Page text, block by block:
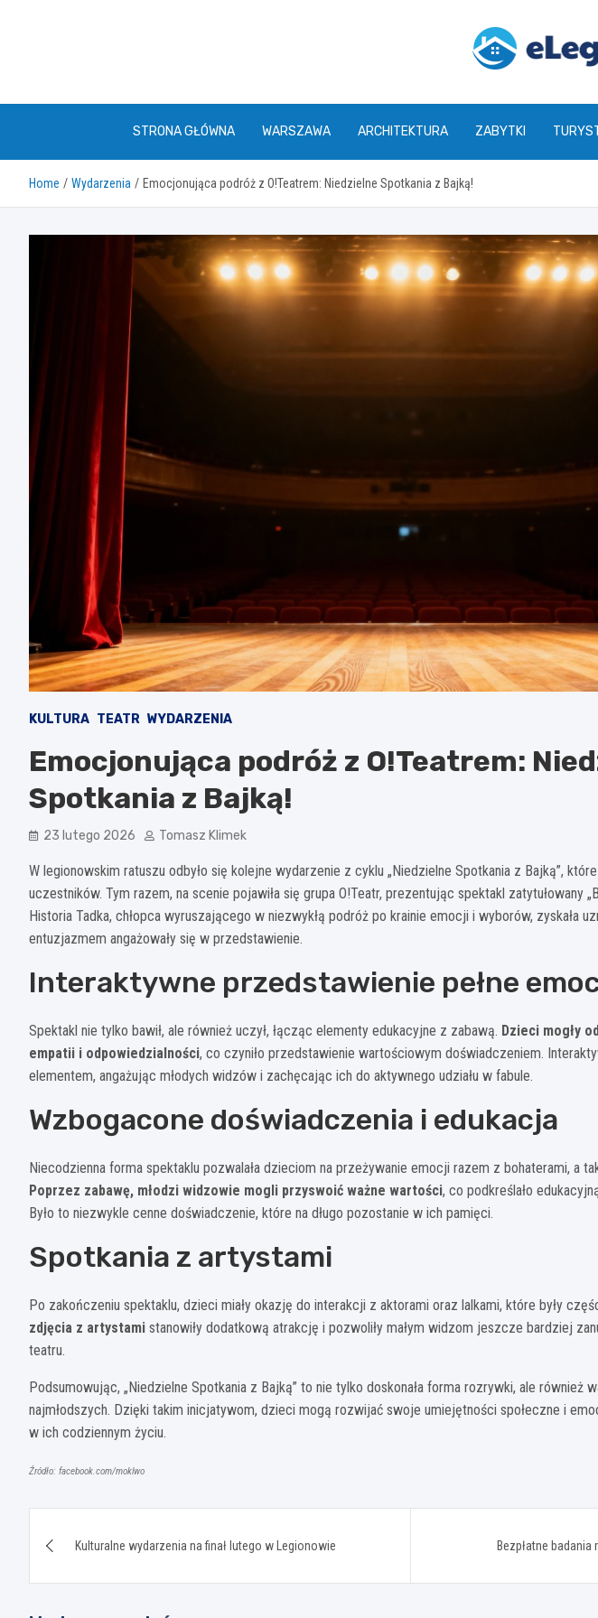
STRONA GŁÓWNA WARSZAWA ARCHITEKTURA ZABYTKI
Home Wydarzenia Emocjonująca podróż z O!Teatrem: Niedzielne Spotkania z Bajką!
KULTURA TEATR WYDARZENIA
Emocjonująca podróż z O!Teatrem:
Spotkania z Bajką!
23 lutego 2026 Tomasz Klimek
W legionowskim ratuszu odbyło się kolejne wydarzenie z cyklu „Niedzielne Spotkania z Bajką”,
uczestników. Tym razem, na scenie pojawiła się grupa O!Teatr, prezentując spektakl zatytułowany
Historia Tadka, chłopca wyruszającego w niezwykłą podróż po krainie emocji i wyborów, zyskała
entuzjazmem angażowały się w przedstawienie.
Interaktywne przedstawienie pełne
Spektakl nie tylko bawił, ale również uczył, łącząc elementy edukacyjne z zabawą. Dzieci mogły
empatii i odpowiedzialności, co czyniło przedstawienie wartościowym doświadczeniem.
elementem, angażując młodych widzów i zachęcając ich do aktywnego udziału w fabule.
Wzbogacone doświadczenia i edukacja
Niecodzienna forma spektaklu pozwalała dzieciom na przeżywanie emocji razem z bohaterami, a
Poprzez zabawę, młodzi widzowie mogli przyswoić ważne wartości, co podkreślało
Było to niezwykle cenne doświadczenie, które na długo pozostanie w ich pamięci.
Spotkania z artystami
Po zakończeniu spektaklu, dzieci miały okazję do interakcji z aktorami oraz lalkami, które były
zdjęcia z artystami stanowiły dodatkową atrakcję i pozwoliły małym widzom jeszcze bardziej
teatru.
Podsumowując, „Niedzielne Spotkania z Bajką” to nie tylko doskonała forma rozrywki, ale również
najmłodszych. Dzięki takim inicjatywom, dzieci mogą rozwijać swoje umiejętności społeczne i
w ich codziennym życiu.
Źródło: facebook.com/moklwo
wpisuKulturalne wydarzenia na finał lutego w Legionowie Bezpłatne